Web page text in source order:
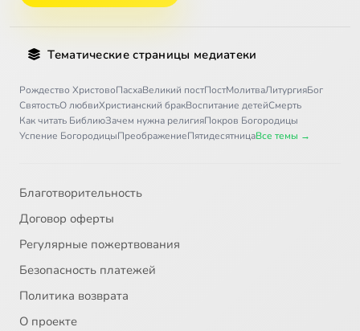
Тематические страницы медиатеки
Рождество ХристовоПасхаВеликий постПостМолитваЛитургияБог
СвятостьО любвиХристианский бракВоспитание детейСмерть
Как читать БиблиюЗачем нужна религияПокров Богородицы
Успение БогородицыПреображениеПятидесятницаВсе темы →
Благотворительность
Договор оферты
Регулярные пожертвования
Безопасность платежей
Политика возврата
О проекте